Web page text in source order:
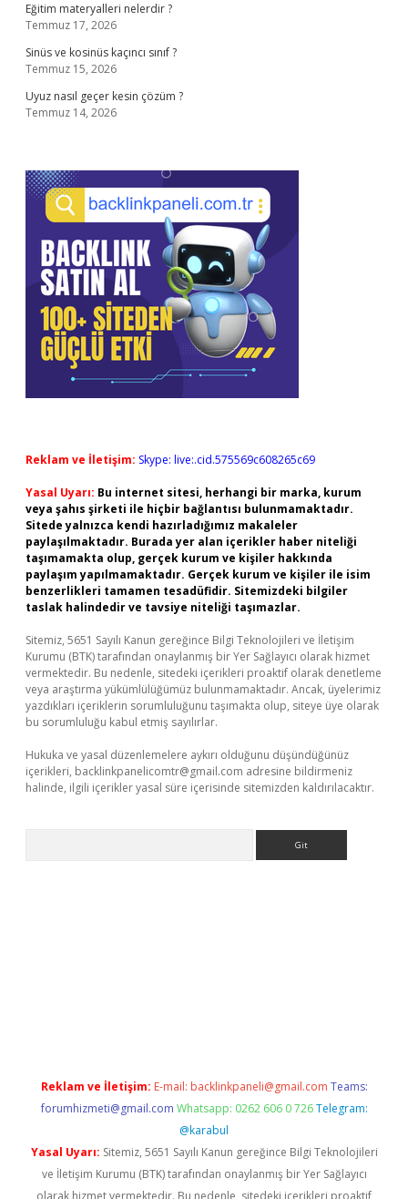
Eğitim materyalleri nelerdir ?
Temmuz 17, 2026
Sinüs ve kosinüs kaçıncı sınıf ?
Temmuz 15, 2026
Uyuz nasıl geçer kesin çözüm ?
Temmuz 14, 2026
Reklam ve İletişim: Skype: live:.cid.575569c608265c69
Yasal Uyarı: Bu internet sitesi, herhangi bir marka, kurum
veya şahıs şirketi ile hiçbir bağlantısı bulunmamaktadır.
Sitede yalnızca kendi hazırladığımız makaleler
paylaşılmaktadır. Burada yer alan içerikler haber niteliği
taşımamakta olup, gerçek kurum ve kişiler hakkında
paylaşım yapılmamaktadır. Gerçek kurum ve kişiler ile isim
benzerlikleri tamamen tesadüfidir. Sitemizdeki bilgiler
taslak halindedir ve tavsiye niteliği taşımazlar.
Sitemiz, 5651 Sayılı Kanun gereğince Bilgi Teknolojileri ve İletişim
Kurumu (BTK) tarafından onaylanmış bir Yer Sağlayıcı olarak hizmet
vermektedir. Bu nedenle, sitedeki içerikleri proaktif olarak denetleme
veya araştırma yükümlülüğümüz bulunmamaktadır. Ancak, üyelerimiz
yazdıkları içeriklerin sorumluluğunu taşımakta olup, siteye üye olarak
bu sorumluluğu kabul etmiş sayılırlar.
Hukuka ve yasal düzenlemelere aykırı olduğunu düşündüğünüz
içerikleri, backlinkpanelicomtr@gmail.com adresine bildirmeniz
halinde, ilgili içerikler yasal süre içerisinde sitemizden kaldırılacaktır.
Reklam ve İletişim: E-mail: backlinkpaneli@gmail.com Teams:
forumhizmeti@gmail.com Whatsapp: 0262 606 0 726 Telegram:
@karabul
Yasal Uyarı: Sitemiz, 5651 Sayılı Kanun gereğince Bilgi Teknolojileri
ve İletişim Kurumu (BTK) tarafından onaylanmış bir Yer Sağlayıcı
olarak hizmet vermektedir. Bu nedenle, sitedeki içerikleri proaktif